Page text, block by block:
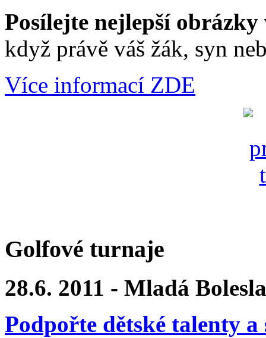
Posílejte nejlepší obrázky
když právě váš žák, syn
Více informací ZDE
Golfové turnaje
28.6. 2011 - Mladá
Podpořte dětské talenty